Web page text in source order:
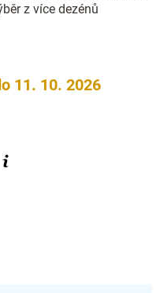
z více dezénů
11. 10. 2026